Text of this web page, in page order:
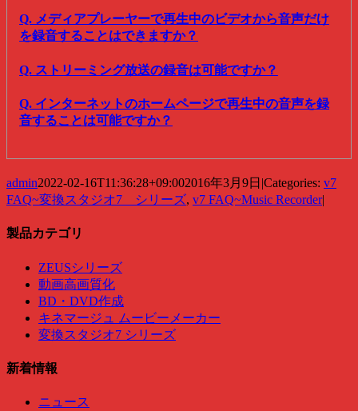
Q. メディアプレーヤーで再生中のビデオから音声だけ
を録音することはできますか？
Q. ストリーミング放送の録音は可能ですか？
Q. インターネットのホームページで再生中の音声を録
音することは可能ですか？
admin2022-02-16T11:36:28+09:002016年3月9日 |Categories: v7
FAQ~変換スタジオ7 シリーズ, v7 FAQ~Music Recorder|
製品カテゴリ
ZEUSシリーズ
動画高画質化
BD・DVD作成
キネマージュ ムービーメーカー
変換スタジオ7 シリーズ
新着情報
ニュース